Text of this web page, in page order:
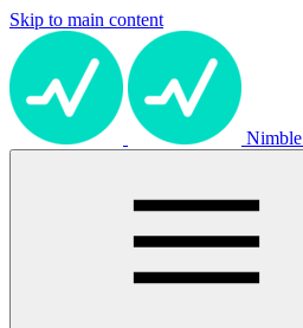
Skip to main content